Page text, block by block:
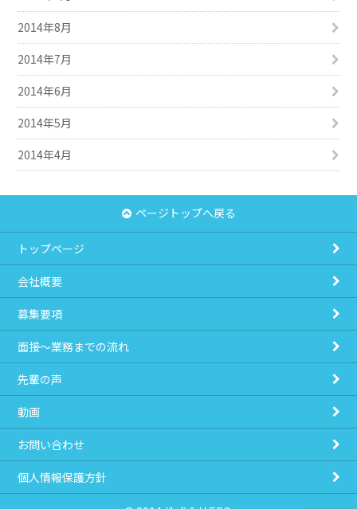
2014年8月
2014年7月
2014年6月
2014年5月
2014年4月
ページトップへ戻る
トップページ
会社概要
募集要項
面接～業務までの流れ
先輩の声
動画
お問い合わせ
個人情報保護方針